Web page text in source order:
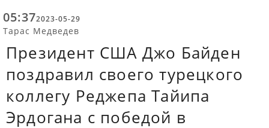
05:372023-05-29
Тарас Медведев
Президент США Джо Байден
поздравил своего турецкого
коллегу Реджепа Тайипа
Эрдогана с победой в